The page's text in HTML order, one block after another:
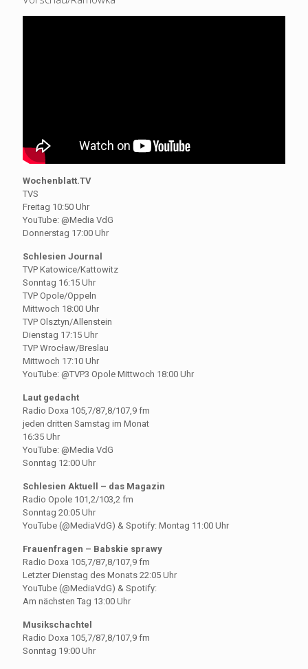
Wochenblatt.TV
TVS
Freitag 10:50 Uhr
YouTube: @Media VdG
Donnerstag 17:00 Uhr
Schlesien Journal
TVP Katowice/Kattowitz
Sonntag 16:15 Uhr
TVP Opole/Oppeln
Mittwoch 18:00 Uhr
TVP Olsztyn/Allenstein
Dienstag 17:15 Uhr
TVP Wrocław/Breslau
Mittwoch 17:10 Uhr
YouTube: @TVP3 Opole Mittwoch 18:00 Uhr
Laut gedacht
Radio Doxa 105,7/87,8/107,9 fm
jeden dritten Samstag im Monat
16:35 Uhr
YouTube: @Media VdG
Sonntag 12:00 Uhr
Schlesien Aktuell – das Magazin
Radio Opole 101,2/103,2 fm
Sonntag 20:05 Uhr
YouTube (@MediaVdG) & Spotify: Montag 11:00 Uhr
Frauenfragen – Babskie sprawy
Radio Doxa 105,7/87,8/107,9 fm
Letzter Dienstag des Monats 22:05 Uhr
YouTube (@MediaVdG) & Spotify:
Am nächsten Tag 13:00 Uhr
Musikschachtel
Radio Doxa 105,7/87,8/107,9 fm
Sonntag 19:00 Uhr